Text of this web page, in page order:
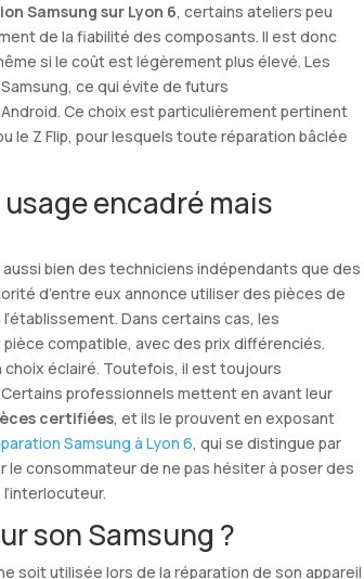
Samsung sur Lyon 6, certains ateliers peu
de la fiabilité des composants. Il est donc
si le coût est légèrement plus élevé. Les
ce qui évite de futurs
Ce choix est particulièrement pertinent
le Z Flip, pour lesquels toute réparation bâclée
encadré mais
bien des techniciens indépendants que des
d’entre eux annonce utiliser des pièces de
Dans certains cas, les
compatible, avec des prix différenciés.
éclairé. Toutefois, il est toujours
professionnels mettent en avant leur
certifiées, et ils le prouvent en exposant
Samsung à Lyon 6, qui se distingue par
consommateur de ne pas hésiter à poser des
son Samsung ?
soit utilisée lors de la réparation de son appareil